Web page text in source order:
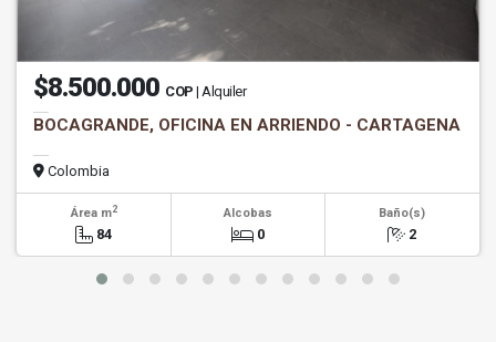
$8.500.000 COP | Alquiler
BOCAGRANDE, OFICINA EN ARRIENDO - CARTAGENA
Colombia
Área m2
84
Alcobas
0
Baño(s)
2